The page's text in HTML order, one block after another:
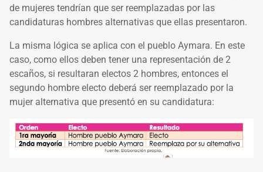
de mujeres tendrían que ser reemplazadas por las
candidaturas hombres alternativas que ellas presentaron.
La misma lógica se aplica con el pueblo Aymara. En este
caso, como ellos deben tener una representación de 2
escaños, si resultaran electos 2 hombres, entonces el
segundo hombre electo deberá ser reemplazado por la
mujer alternativa que presentó en su candidatura: